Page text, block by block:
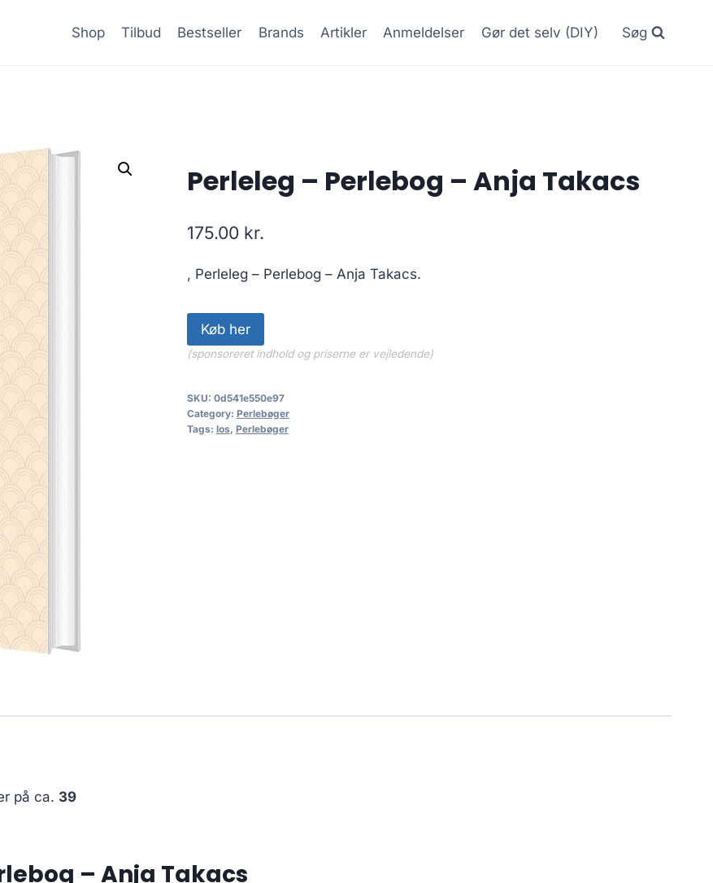
Shop Tilbud Bestseller Brands Artikler Anmeldelser Gør det selv (DIY) Søg
Perleleg – Perlebog – Anja Takacs
175.00 kr.
, Perleleg – Perlebog – Anja Takacs.
Køb her
(sponsoreret indhold og priserne er vejledende)
SKU: 0d541e550e97
Category: Perlebøger
Tags: los, Perlebøger
på ca. 39
– Anja Takacs